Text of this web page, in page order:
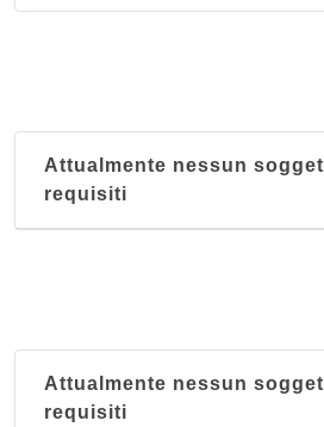
Attualmente nessun
requisiti
Attualmente nessun
requisiti